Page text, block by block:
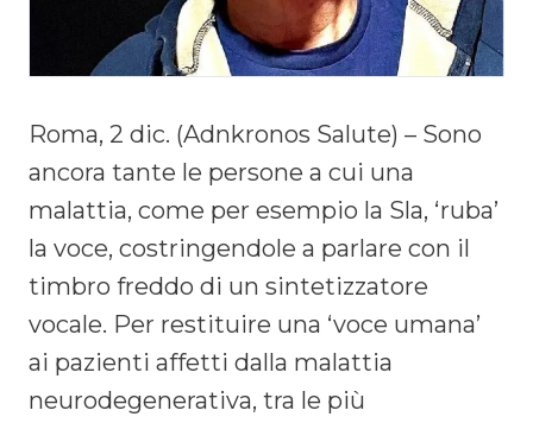
Roma, 2 dic. (Adnkronos Salute) – Sono
ancora tante le persone a cui una
malattia, come per esempio la Sla, ‘ruba’
la voce, costringendole a parlare con il
timbro freddo di un sintetizzatore
vocale. Per restituire una ‘voce umana’
ai pazienti affetti dalla malattia
neurodegenerativa, tra le più